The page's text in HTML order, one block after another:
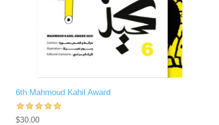
6th Mahmoud Kahil Award
$30.00